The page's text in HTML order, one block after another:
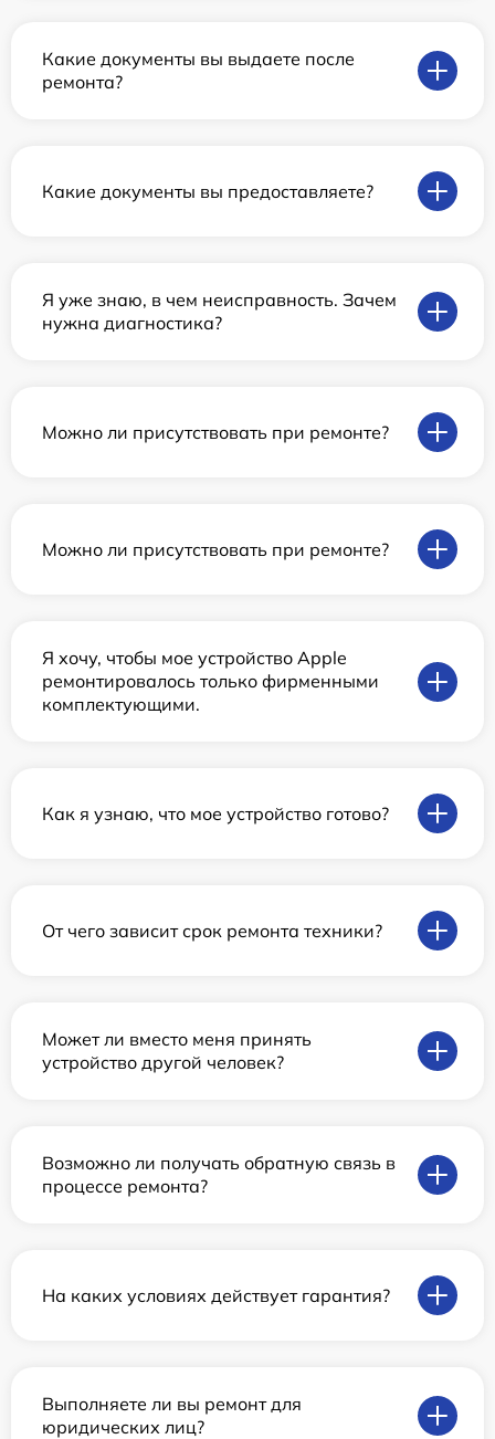
Какие документы вы выдаете после
ремонта?
Какие документы вы предоставляете?
Я уже знаю, в чем неисправность. Зачем
нужна диагностика?
Можно ли присутствовать при ремонте?
Можно ли присутствовать при ремонте?
Я хочу, чтобы мое устройство Apple
ремонтировалось только фирменными
комплектующими.
Как я узнаю, что мое устройство готово?
От чего зависит срок ремонта техники?
Может ли вместо меня принять
устройство другой человек?
Возможно ли получать обратную связь в
процессе ремонта?
На каких условиях действует гарантия?
Выполняете ли вы ремонт для
юридических лиц?